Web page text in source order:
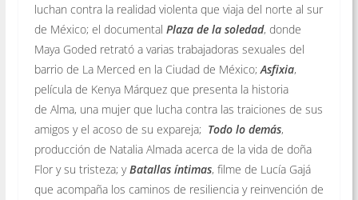
luchan contra la realidad violenta que viaja del norte al sur
de México; el documental Plaza de la soledad, donde
Maya Goded retrató a varias trabajadoras sexuales del
barrio de La Merced en la Ciudad de México; Asfixia,
película de Kenya Márquez que presenta la historia
de Alma, una mujer que lucha contra las traiciones de sus
amigos y el acoso de su expareja; Todo lo demás,
producción de Natalia Almada acerca de la vida de doña
Flor y su tristeza; yBatallas íntimas, filme de Lucía Gajá
que acompaña los caminos de resiliencia y reinvención de